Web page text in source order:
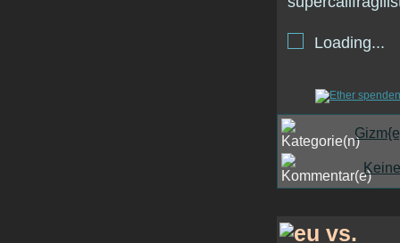
Loading...